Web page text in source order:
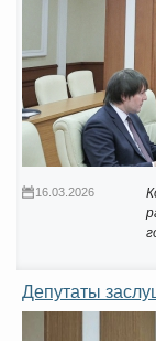
16.03.2026
Депутаты